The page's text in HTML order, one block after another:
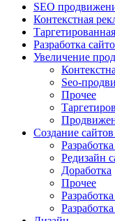
SEO
Контекстная
Разработка
Увеличение
Seo-
Прочее
Создание
Редизайн
Доработка
Прочее